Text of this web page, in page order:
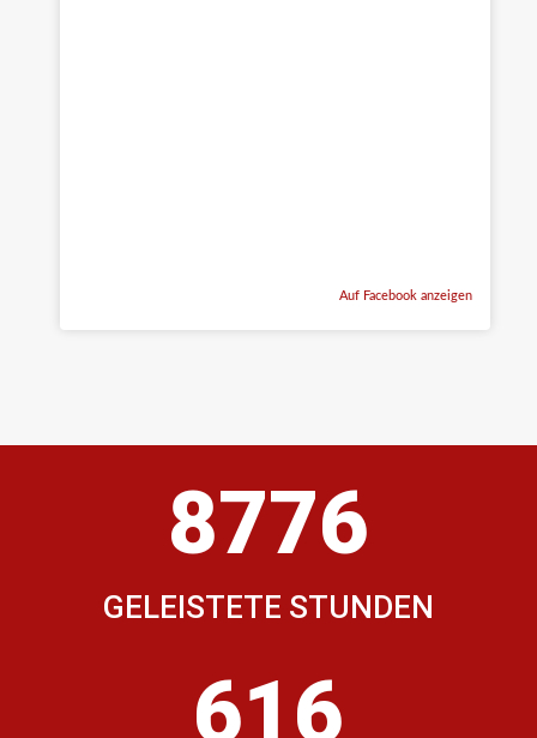
Auf Facebook anzeigen
8776
GELEISTETE STUNDEN
616